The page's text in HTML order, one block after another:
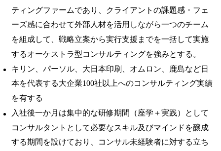
ティングファームであり、クライアントの課題感・フェ
ーズ感に合わせて外部人材を活用しながら一つのチーム
を組成して、戦略立案から実行支援までを一括して実施
するオーケストラ型コンサルティングを強みとする。
キリン、パーソル、大日本印刷、オムロン、鹿島など日
本を代表する大企業100社以上へのコンサルティング実績
を有する
入社後一か月は集中的な研修期間（座学＋実践）として
コンサルタントとして必要なスキル及びマインドを醸成
する期間を設けており、コンサル未経験者に対する立ち